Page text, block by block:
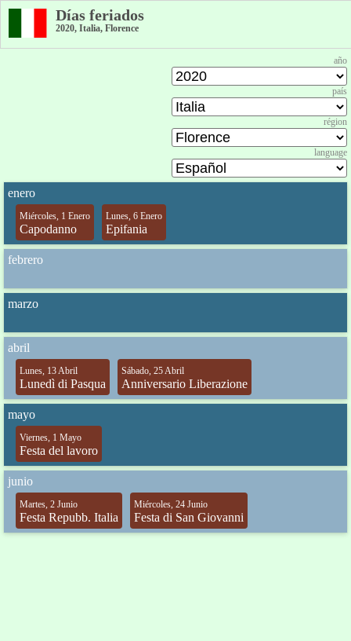
Días feriados
2020, Italia, Florence
año
país
région
language
enero
Miércoles, 1 Enero
Capodanno
Lunes, 6 Enero
Epifania
febrero
marzo
abril
Lunes, 13 Abril
Lunedì di Pasqua
Sábado, 25 Abril
Anniversario Liberazione
mayo
Viernes, 1 Mayo
Festa del lavoro
junio
Martes, 2 Junio
Festa Repubb. Italia
Miércoles, 24 Junio
Festa di San Giovanni